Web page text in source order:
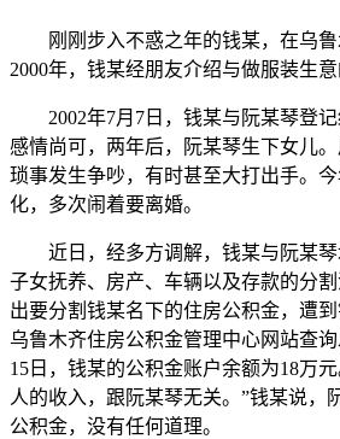
刚刚步入不惑之年的钱某，在乌鲁
2000年，钱某经朋友介绍与做服装生意
2002年7月7日，钱某与阮某琴登记
感情尚可，两年后，阮某琴生下女儿
琐事发生争吵，有时甚至大打出手。
化，多次闹着要离婚。
近日，经多方调解，钱某与阮某琴
子女抚养、房产、车辆以及存款的分
出要分割钱某名下的住房公积金，遭
乌鲁木齐住房公积金管理中心网站查询
15日，钱某的公积金账户余额为18万
人的收入，跟阮某琴无关。”钱某说，
公积金，没有任何道理。